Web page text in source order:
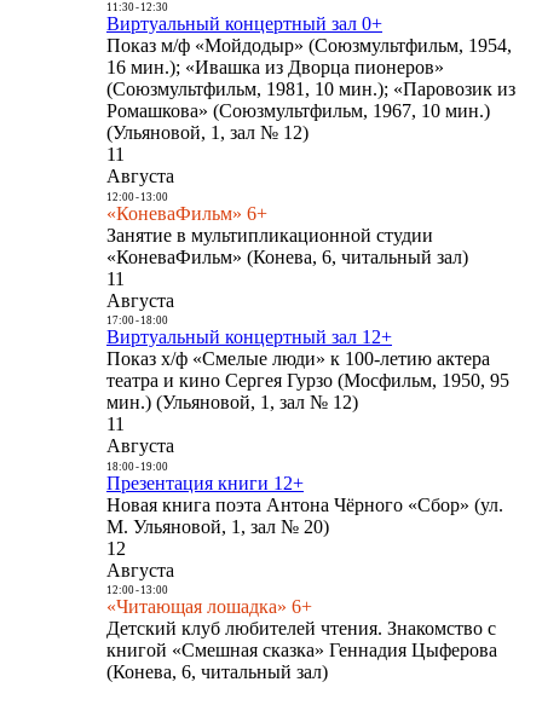
11:30- 12:30
Виртуальный концертный зал 0+
Показ м/ф «Мойдодыр» (Союзмультфильм, 1954,
16 мин.); «Ивашка из Дворца пионеров»
(Союзмультфильм, 1981, 10 мин.); «Паровозик из
Ромашкова» (Союзмультфильм, 1967, 10 мин.)
(Ульяновой, 1, зал № 12)
11
Августа
12:00- 13:00
«КоневаФильм» 6+
Занятие в мультипликационной студии
«КоневаФильм» (Конева, 6, читальный зал)
11
Августа
17:00- 18:00
Виртуальный концертный зал 12+
Показ х/ф «Смелые люди» к 100-летию актера
театра и кино Сергея Гурзо (Мосфильм, 1950, 95
мин.) (Ульяновой, 1, зал № 12)
11
Августа
18:00- 19:00
Презентация книги 12+
Новая книга поэта Антона Чёрного «Сбор» (ул.
М. Ульяновой, 1, зал № 20)
12
Августа
12:00- 13:00
«Читающая лошадка» 6+
Детский клуб любителей чтения. Знакомство с
книгой «Смешная сказка» Геннадия Цыферова
(Конева, 6, читальный зал)